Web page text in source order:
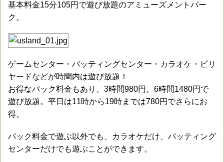
基本料金15分105円で遊び放題のアミューズメントパー
ク。
ゲームセンター・バッティングセンター・カラオケ・ビリ
ヤードなどが時間内は遊び放題！
お得なパック料金もあり、3時間980円。6時間1480円で
遊び放題。平日は11時から19時までは780円でさらにお
得。
パック料金で遊ぶ以外でも、カラオケだけ、バッティング
センターだけでも遊ぶことができます。